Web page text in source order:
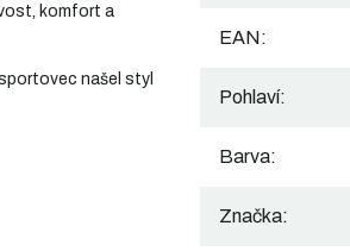
komfort a
našel styl
EAN:
Pohlaví:
Barva:
Značka: